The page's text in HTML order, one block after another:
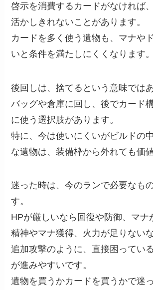
啓示を消費するカードがなければ
活かしきれないことがあります。
カードを多く使う遺物も、マナや
いと条件を満たしにくくなります。
後回しは、捨てるという意味では
バッグや倉庫に回し、後でカード
に使う選択肢があります。
特に、今は使いにくいがビルドの
な遺物は、装備枠から外れても価
迷った時は、今のランで必要なも
す。
HPが厳しいなら回復や防御、マナ
精神やマナ獲得、火力が足りない
追加攻撃のように、直接困ってい
が進みやすいです。
遺物を買うかカードを買うかで迷